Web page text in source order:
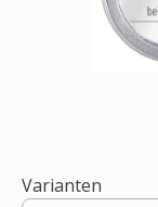
Varianten